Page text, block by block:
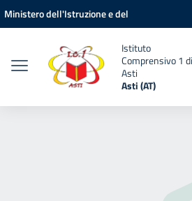
Vai ai contenuti
Vai al menu di navigazione
Vai al footer
Ministero dell'Istruzione e del
Istituto
Comprensivo 1 di
Asti
Asti (AT)